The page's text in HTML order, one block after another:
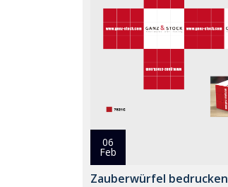
06
Feb
Zauberwürfel bedrucken